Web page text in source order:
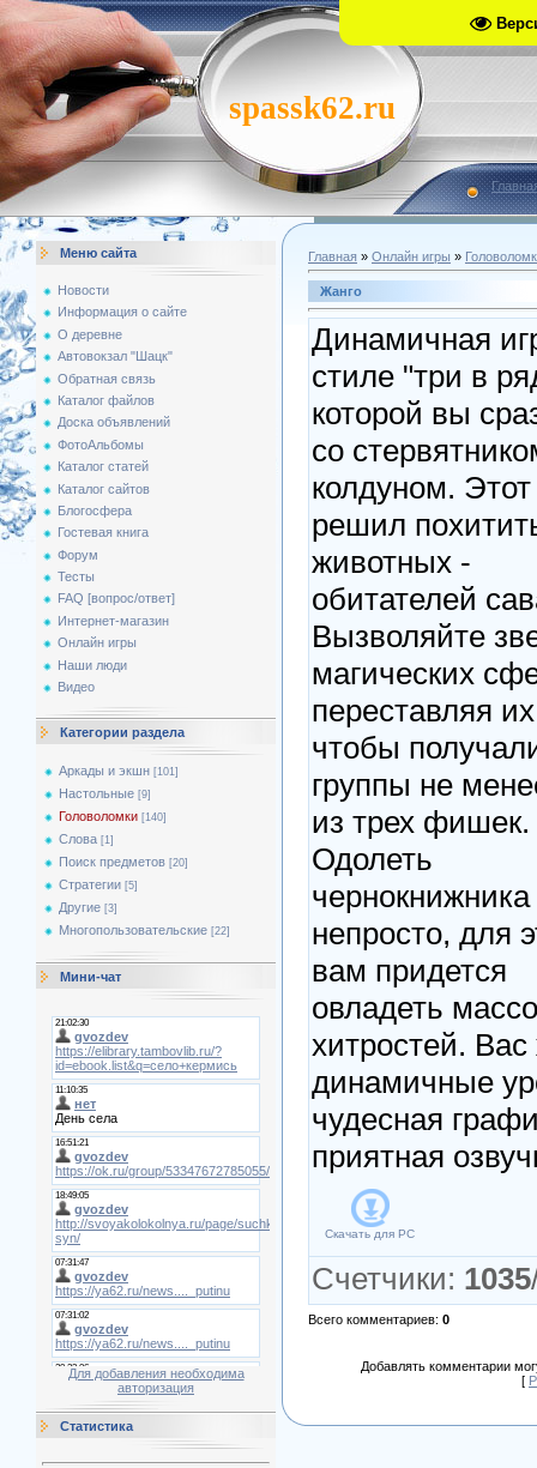
spassk62.ru
Меню сайта
Новости
Информация о сайте
О деревне
Автовокзал "Шацк"
Обратная связь
Каталог файлов
Доска объявлений
ФотоАльбомы
Каталог статей
Каталог сайтов
Блогосфера
Гостевая книга
Форум
Тесты
FAQ [вопрос/ответ]
Интернет-магазин
Онлайн игры
Наши люди
Видео
Категории раздела
Аркады и экшн [101]
Настольные [9]
Головоломки [140]
Слова [1]
Поиск предметов [20]
Стратегии [5]
Другие [3]
Многопользовательские [22]
Мини-чат
Для добавления необходима
авторизация
Статистика
Главная » Онлайн игры »
Жанго
Динамичная
стиле "три в
которой вы
со
колдуном.
решил
животных -
обитателей
Вызволяйте
магических
переставляя
чтобы
группы не
из трех фишек.
Одолеть
чернокнижника
непросто, для
вам придется
овладеть
хитростей. Вас
динамичные
чудесная
приятная
Скачать для PC
Счетчики: 1035
Всего комментариев: 0
Добавлять комментарии
[